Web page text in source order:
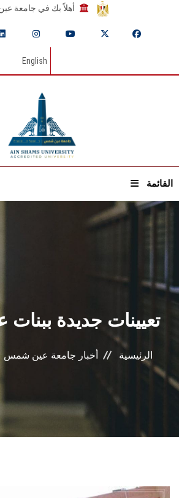
أهلاً بك في جامعة
English
القائمة
تعيينات جديدة
الرئيسية أخبار جامعة عين شمس